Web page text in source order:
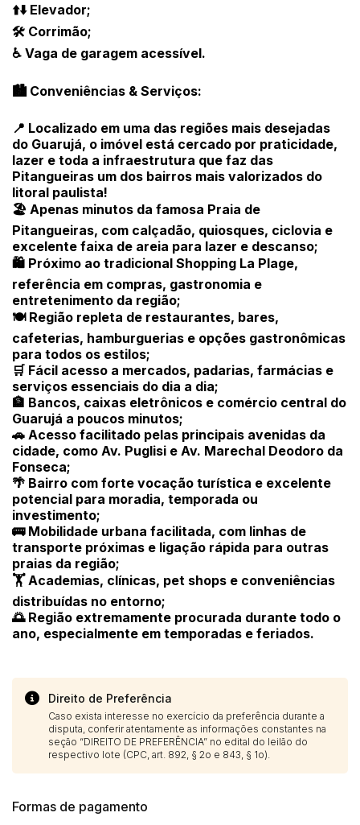
⬆️⬇️ Elevador;
🛠️ Corrimão;
♿ Vaga de garagem acessível.
🏙️ Conveniências & Serviços:
📍 Localizado em uma das regiões mais desejadas
do Guarujá, o imóvel está cercado por praticidade,
lazer e toda a infraestrutura que faz das
Pitangueiras um dos bairros mais valorizados do
litoral paulista!
🏖️ Apenas minutos da famosa Praia de
Pitangueiras, com calçadão, quiosques, ciclovia e
excelente faixa de areia para lazer e descanso;
🛍️ Próximo ao tradicional Shopping La Plage,
referência em compras, gastronomia e
entretenimento da região;
🍽️ Região repleta de restaurantes, bares,
cafeterias, hamburguerias e opções gastronômicas
para todos os estilos;
🛒 Fácil acesso a mercados, padarias, farmácias e
serviços essenciais do dia a dia;
🏦 Bancos, caixas eletrônicos e comércio central do
Guarujá a poucos minutos;
🚗 Acesso facilitado pelas principais avenidas da
cidade, como Av. Puglisi e Av. Marechal Deodoro da
Fonseca;
🌴 Bairro com forte vocação turística e excelente
potencial para moradia, temporada ou
investimento;
🚌 Mobilidade urbana facilitada, com linhas de
transporte próximas e ligação rápida para outras
praias da região;
🏋️ Academias, clínicas, pet shops e conveniências
distribuídas no entorno;
🌅 Região extremamente procurada durante todo o
ano, especialmente em temporadas e feriados.
Direito de Preferência
Caso exista interesse no exercício da preferência durante a
disputa, conferir atentamente as informações constantes na
seção “DIREITO DE PREFERÊNCIA” no edital do leilão do
respectivo lote (CPC, art. 892, § 2o e 843, § 1o).
Formas de pagamento